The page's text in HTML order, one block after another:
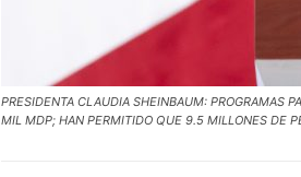
PRESIDENTA CLAUDIA SHEINBAUM: PROGRAMAS
MIL MDP; HAN PERMITIDO QUE 9.5 MILLONES DE